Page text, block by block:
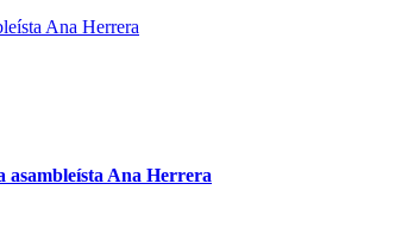
asambleísta Ana Herrera